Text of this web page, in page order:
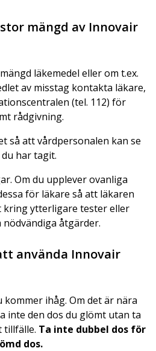
mängd av Innovair
läkemedel eller om t.ex.
av misstag kontakta läkare,
(tel. 112) för
rådgivning.
så att vårdpersonalen kan se
har tagit.
Om du upplever ovanliga
för läkare så att läkaren
kring ytterligare tester eller
åtgärder.
använda Innovair
kommer ihåg. Om det är nära
inte den dos du glömt utan ta
tillfälle. Ta inte dubbel dos för
dos.